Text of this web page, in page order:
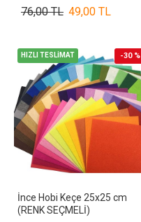
49,00 TL
76,00 TL
HIZLI TESLİMAT -30 %
İnce Hobi Keçe 25x25 cm
(RENK SEÇMELİ)